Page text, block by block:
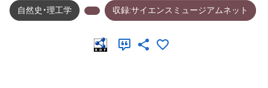
自然史・理工学 収録:サイエンスミュージアムネット